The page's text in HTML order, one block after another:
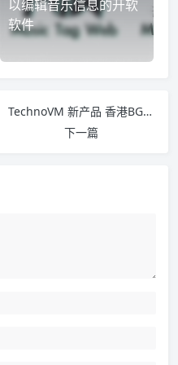
以编辑音乐信息的开软
软件
TechnoVM 新产品 香港BGP Lite KVM VPS上线
下一篇